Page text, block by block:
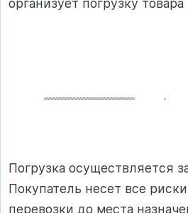
организует погрузку
Погрузка осуществляется
Покупатель несет все
перевозки до места